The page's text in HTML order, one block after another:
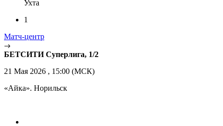
Ухта
1
Матч-центр
БЕТСИТИ Суперлига, 1/2
21 Мая 2026 , 15:00 (МСК)
«Айка». Норильск